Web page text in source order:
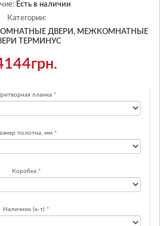
Есть в наличии
Категории:
ДВЕРИ, МЕЖКОМНАТНЫЕ
ТЕРМИНУС
планка
полотна, мм
Коробка
Наличник (к-т)